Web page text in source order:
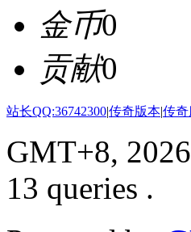
金币0
贡献0
站长QQ:36742300|传奇版本|传
GMT+8,
13 queries .